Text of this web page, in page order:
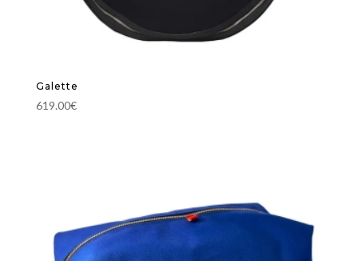
Galette
619.00€